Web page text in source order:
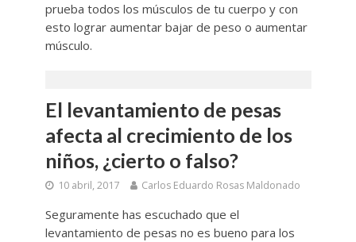
prueba todos los músculos de tu cuerpo y con
esto lograr aumentar bajar de peso o aumentar
músculo.
El levantamiento de pesas
afecta al crecimiento de los
niños, ¿cierto o falso?
10 abril, 2017 Carlos Eduardo Rosas Maldonado
Seguramente has escuchado que el
levantamiento de pesas no es bueno para los